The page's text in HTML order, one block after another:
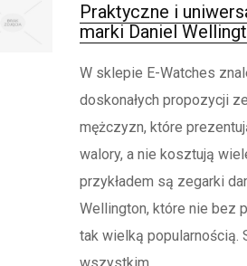
Praktyczne i
marki Daniel
W sklepie E-Watches
doskonałych propozycji
mężczyzn, które
walory, a nie kosztują
przykładem są zegarki
Wellington, które nie bez
tak wielką popularnością.